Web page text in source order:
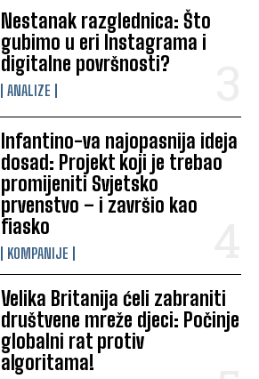
Nestanak razglednica: Što
gubimo u eri Instagrama i
digitalne površnosti?
ANALIZE
Infantino-va najopasnija ideja
dosad: Projekt koji je trebao
promijeniti Svjetsko
prvenstvo – i završio kao
fiasko
KOMPANIJE
Velika Britanija ćeli zabraniti
društvene mreže djeci: Počinje
globalni rat protiv
algoritama!